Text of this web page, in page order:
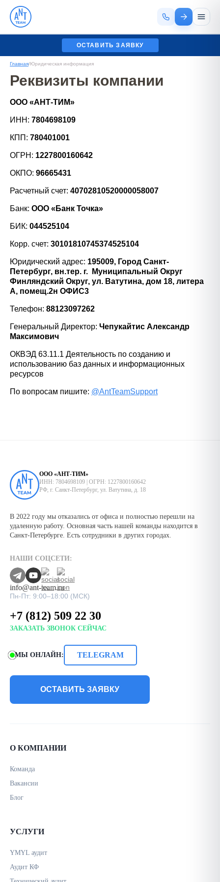
ОСТАВИТЬ ЗАЯВКУ
Главная/Юридическая информация
Реквизиты компании
ООО «АНТ-ТИМ»
ИНН: 7804698109
КПП: 780401001
ОГРН: 1227800160642
ОКПО: 96665431
Расчетный счет: 40702810520000058007
Банк: ООО «Банк Точка»
БИК: 044525104
Корр. счет: 30101810745374525104
Юридический адрес: 195009, Город Санкт-
Петербург, вн.тер. г. Муниципальный Округ
Финляндский Округ, ул. Ватутина, дом 18, литера
А, помещ.2н ОФИС3
Телефон: 88123097262
Генеральный Директор: Чепукайтис Александр
Максимович
ОКВЭД 63.11.1 Деятельность по созданию и
использованию баз данных и информационных
ресурсов
По вопросам пишите: @AntTeamSupport
ООО «АНТ-ТИМ»
ИНН: 7804698109 | ОГРН: 1227800160642
РФ, г. Санкт-Петербург, ул. Ватутина, д. 18
В 2022 году мы отказались от офиса и полностью перешли на
удаленную работу. Основная часть нашей команды находится в
Санкт-Петербурге. Есть сотрудники в других городах.
НАШИ СОЦСЕТИ:
info@ant-team.ru
Пн-Пт: 9:00–18:00 (МСК)
+7 (812) 509 22 30
ЗАКАЗАТЬ ЗВОНОК СЕЙЧАС
МЫ ОНЛАЙН: TELEGRAM
ОСТАВИТЬ ЗАЯВКУ
О КОМПАНИИ
Команда
Вакансии
Блог
УСЛУГИ
YMYL аудит
Аудит КФ